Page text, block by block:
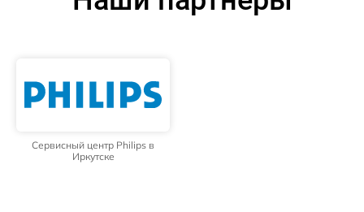
Сервисный центр Philips в
Иркутске